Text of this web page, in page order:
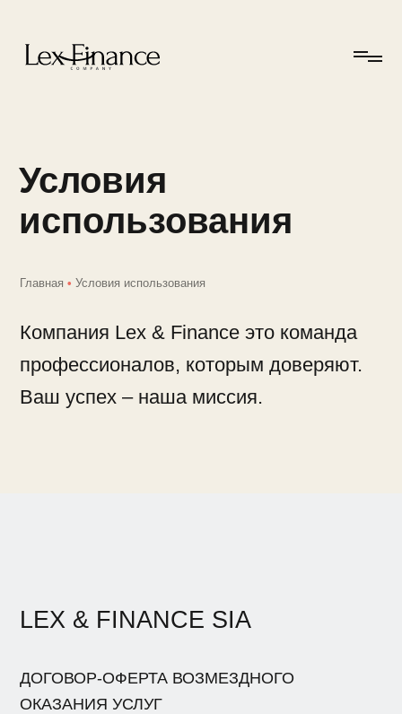
Условия
использования
Главная • Условия использования
Компания Lex & Finance это команда
профессионалов, которым доверяют.
Ваш успех – наша миссия.
LEX & FINANCE SIA
ДОГОВОР-ОФЕРТА ВОЗМЕЗДНОГО
ОКАЗАНИЯ УСЛУГ